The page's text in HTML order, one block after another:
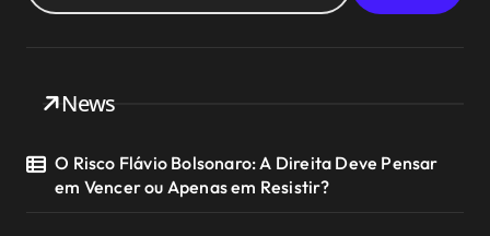
News
O Risco Flávio Bolsonaro: A Direita Deve Pensar
em Vencer ou Apenas em Resistir?